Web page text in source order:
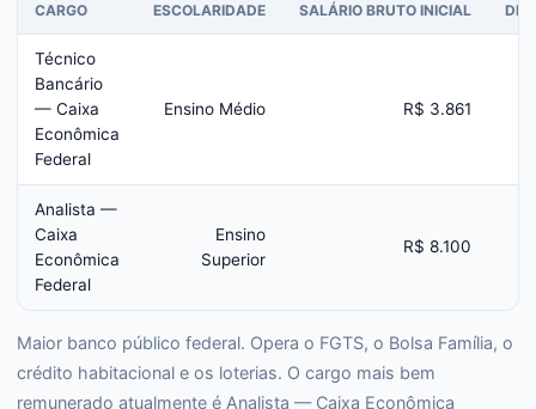
CARGO ESCOLARIDADE SALÁRIO BRUTO INICIAL
Técnico
Bancário
— Caixa
Econômica
Federal
Ensino Médio R$ 3.861
Analista —
Caixa
Econômica
Federal
Ensino
Superior
R$ 8.100
Maior banco público federal. Opera o FGTS, o Bolsa Família, o
crédito habitacional e os loterias. O cargo mais bem
remunerado atualmente é Analista — Caixa Econômica